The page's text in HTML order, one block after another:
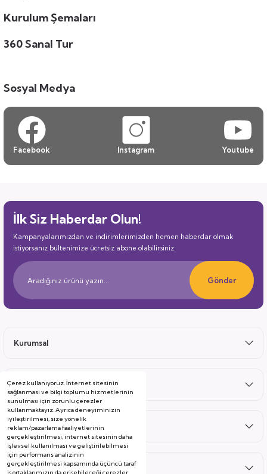
Çerez kullanıyoruz. İnternet sitesinin
sağlanması ve bilgi toplumu hizmetlerinin
sunulması için zorunlu çerezler
kullanmaktayız. Ayrıca deneyiminizin
iyileştirilmesi, size yönelik
reklam/pazarlama faaliyetlerinin
gerçekleştirilmesi, internet sitesinin daha
işlevsel kullanılması ve geliştirilebilmesi
için performans analizinin
gerçekleştirilmesi kapsamında üçüncü taraf
Kurulum Şemaları
360 Sanal Tur
Sosyal Medya
Facebook Instagram Youtube
İlk Siz Haberdar Olun!
Kampanyalarımızdan ve indirimlerimizden hemen haberdar olmak
istiyorsanız bültenimize ücretsiz abone olabilirsiniz.
Gönder
Kurumsal
Satış Sonrası
Hizmetler
Kategoriler